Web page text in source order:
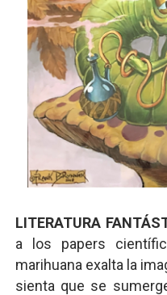
LITERATURA
a los papers
marihuana exalta la
sienta que se